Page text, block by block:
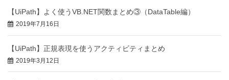
【UiPath】よく使うVB.NET関数まとめ③（DataTable編）
2019年7月16日
【UiPath】正規表現を使うアクティビティまとめ
2019年3月12日